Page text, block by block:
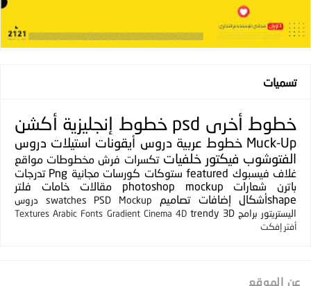
تسميات
خطوط أخرى psd خطوط إنجليزية أكشن
Muck-Up خطوط عربية دروس أيقونات استيلات دروس
الفتوشوب فيكتور خلفيات تكسرات فرش مخطوطات مواقع
غلاف فيسبوك featured ستوكات كورسات مجانية Png تدرجات
باترن
شعارات photoshop mockup مقالات خامات
فلتر
shapeأشكال
إضافات تصاميم PSD Mockup
swatches
دروس
اليستريتور برامج 3D
trendy
Cinema 4D
Gradient
Arabic Fonts
Textures
أفتر إفكت
عن الموقع